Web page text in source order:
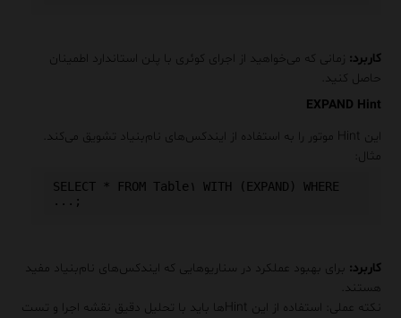
کاربرد: زمانی که می‌خواهید از اجرای کوئری با پلن استاندارد اطمینان
حاصل کنید.
EXPAND Hint
این Hint موتور را به استفاده از ایندکس‌های نام‌بنیاد تشویق می‌کند.
مثال
SELECT * FROM Table۱ WITH ( EXPAND )
WHERE
. . . ;
کاربرد: برای بهبود عملکرد در سناریوهایی که ایندکس‌های نام‌بنیاد مفید
هستند.
نکته عملی
: استفاده از این Hint‌ها باید با تحلیل دقیق نقشه اجرا و تست